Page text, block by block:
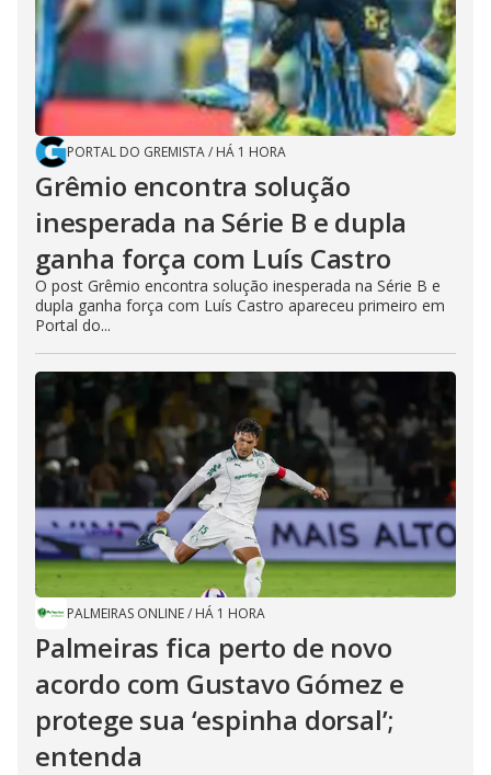
PORTAL DO GREMISTA/ HÁ 1 HORA
Grêmio encontra solução
inesperada na Série B e dupla
ganha força com Luís Castro
O post Grêmio encontra solução inesperada na Série B e
dupla ganha força com Luís Castro apareceu primeiro em
Portal do...
PALMEIRAS ONLINE/ HÁ 1 HORA
Palmeiras fica perto de novo
acordo com Gustavo Gómez e
protege sua ‘espinha dorsal’;
entenda